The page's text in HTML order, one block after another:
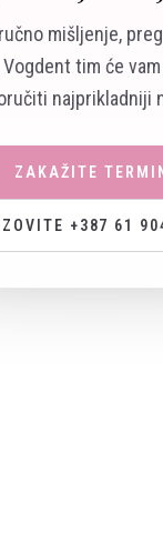
mišljenje,
tim će
najprikladniji
ZAKAŽITE
+387 61